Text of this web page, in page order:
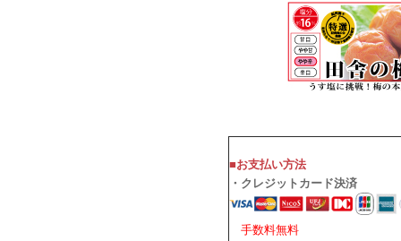
■お支払い方法
・クレジットカード決済
手数料無料